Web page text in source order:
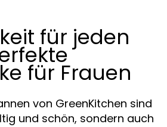
für jeden
für Frauen
von GreenKitchen sind
und schön, sondern auch